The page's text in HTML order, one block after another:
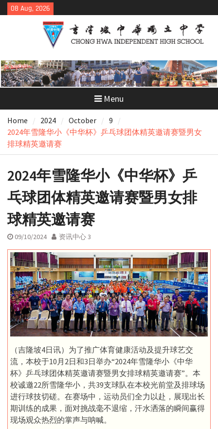
Skip
to
08 Aug, 2026
Menu
Home 2024 October
9
2024年雪隆华小《中华杯》乒乓球团体精英邀请赛暨男女
排球精英邀请赛
2024年雪隆华小《中华杯》乒
乓球团体精英邀请赛暨男女排
球精英邀请赛
09/10/2024 资讯中心 3
（吉隆坡4日讯）为了推广体育健康活动及提升球艺交
流，本校于10月2日和3日举办“2024年雪隆华小《中华
杯》乒乓球团体精英邀请赛暨男女排球精英邀请赛”。本
校诚邀22所雪隆华小，共39支球队在本校光前堂及排球场
进行球技切磋。在赛场中，运动员们全力以赴，展现出长
期训练的成果，面对挑战毫不退缩，汗水洒落的瞬间赢得
现场观众热烈的掌声与呐喊。